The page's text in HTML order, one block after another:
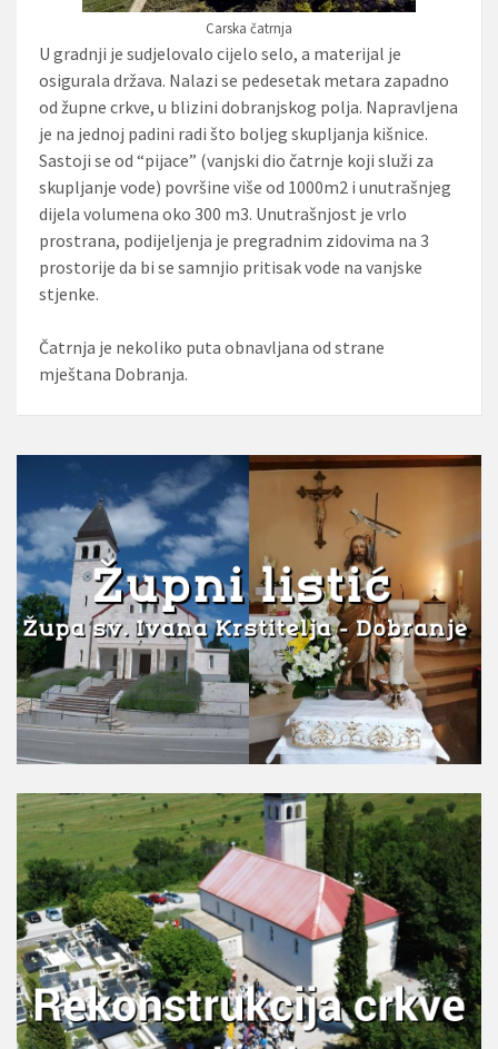
Carska čatrnja
U gradnji je sudjelovalo cijelo selo, a materijal je
osigurala država. Nalazi se pedesetak metara zapadno
od župne crkve, u blizini dobranjskog polja. Napravljena
je na jednoj padini radi što boljeg skupljanja kišnice.
Sastoji se od “pijace” (vanjski dio čatrnje koji služi za
skupljanje vode) površine više od 1000m2 i unutrašnjeg
dijela volumena oko 300 m3. Unutrašnjost je vrlo
prostrana, podijeljenja je pregradnim zidovima na 3
prostorije da bi se samnjio pritisak vode na vanjske
stjenke.
Čatrnja je nekoliko puta obnavljana od strane
mještana Dobranja.